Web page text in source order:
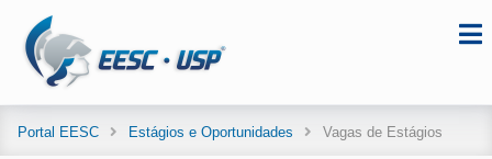
Portal EESC Estágios e Oportunidades Vagas de Estágios